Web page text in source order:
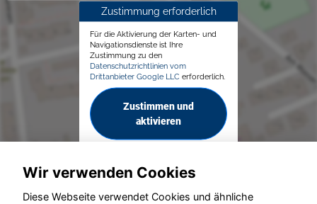
Zustimmung erforderlich
Für die Aktivierung der Karten- und
Navigationsdienste ist Ihre
Zustimmung zu den
Datenschutzrichtlinien vom
Drittanbieter Google LLC erforderlich.
Zustimmen und
aktivieren
Wir verwenden Cookies
Diese Webseite verwendet Cookies und ähnliche